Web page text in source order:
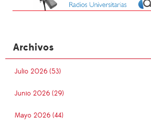
Archivos
Julio 2026 (53)
Junio 2026 (29)
Mayo 2026 (44)